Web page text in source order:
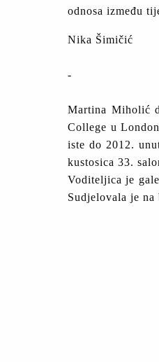
odnosa između
Nika Šimičić
-
Martina Miholić
College u
iste do 2012.
kustosica 33.
Voditeljica je
Sudjelovala je